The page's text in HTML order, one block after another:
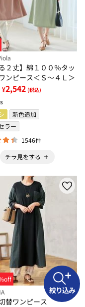
２丈】綿１００％タッ
ンピース＜Ｓ～４Ｌ＞
¥2,542 (税込)
新色追加
ラー
1546件
チラ見をする
替ワンピース
絞り込み